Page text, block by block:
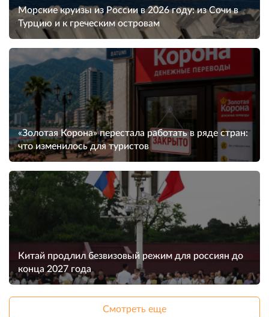
Морские круизы из России в 2026 году: из Сочи в
Турцию и к греческим островам
«Золотая Корона» перестала работать в ряде стран:
что изменилось для туристов
Китай продлил безвизовый режим для россиян до
конца 2027 года
Смотреть еще